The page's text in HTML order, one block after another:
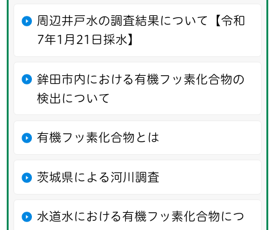
周辺井戸水の調査結果について【令和
7年1月21日採水】
鉾田市内における有機フッ素化合物の
検出について
有機フッ素化合物とは
茨城県による河川調査
水道水における有機フッ素化合物につ